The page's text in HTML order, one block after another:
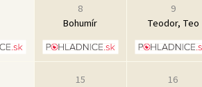
8
Bohumír
9
Teodor, Teo
15
16